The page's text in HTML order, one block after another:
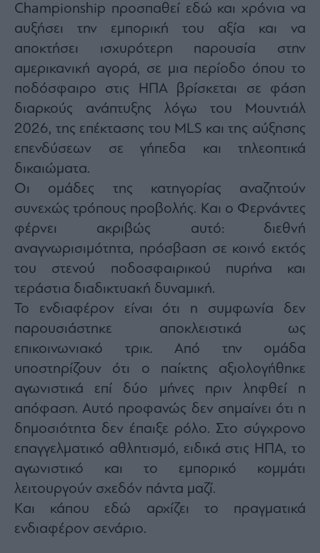
Championship προσπαθεί εδώ και χρόνια να
αυξήσει την εμπορική του αξία και να
αποκτήσει ισχυρότερη παρουσία στην
αμερικανική αγορά, σε μια περίοδο όπου το
ποδόσφαιρο στις ΗΠΑ βρίσκεται σε φάση
διαρκούς ανάπτυξης λόγω του Μουντιάλ
2026, της επέκτασης του MLS και της αύξησης
επενδύσεων σε γήπεδα και τηλεοπτικά
δικαιώματα.
Οι ομάδες της κατηγορίας αναζητούν
συνεχώς τρόπους προβολής. Και ο Φερνάντες
φέρνει ακριβώς αυτό: διεθνή
αναγνωρισιμότητα, πρόσβαση σε κοινό εκτός
του στενού ποδοσφαιρικού πυρήνα και
τεράστια διαδικτυακή δυναμική.
Το ενδιαφέρον είναι ότι η συμφωνία δεν
παρουσιάστηκε αποκλειστικά ως
επικοινωνιακό τρικ. Από την ομάδα
υποστηρίζουν ότι ο παίκτης αξιολογήθηκε
αγωνιστικά επί δύο μήνες πριν ληφθεί η
απόφαση. Αυτό προφανώς δεν σημαίνει ότι η
δημοσιότητα δεν έπαιξε ρόλο. Στο σύγχρονο
επαγγελματικό αθλητισμό, ειδικά στις ΗΠΑ, το
αγωνιστικό και το εμπορικό κομμάτι
λειτουργούν σχεδόν πάντα μαζί.
Και κάπου εδώ αρχίζει το πραγματικά
ενδιαφέρον σενάριο.